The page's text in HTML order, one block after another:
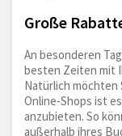
Große
An besonderen
besten Zeiten mit
Natürlich möchten
Online-Shops ist
anzubieten. So
außerhalb ihres